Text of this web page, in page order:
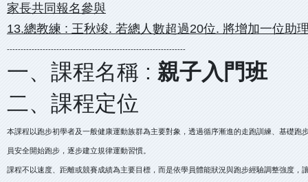
家長共同報名參與
13.總教練 : 王秋竣. 若總人數超過20位. 將增加一位助
-----------------------------------------------------------------
一、課程名稱 : 親子入門班
二、課程定位
本課程以跑步初學者及一般健康運動族群為主要對象，透過循序漸進的走跑訓練、基礎跑
員安全開始跑步，逐步建立規律運動習慣。
課程不以速度、距離或競賽成績為主要目標，而是依學員體能狀況與跑步經驗調整強度，